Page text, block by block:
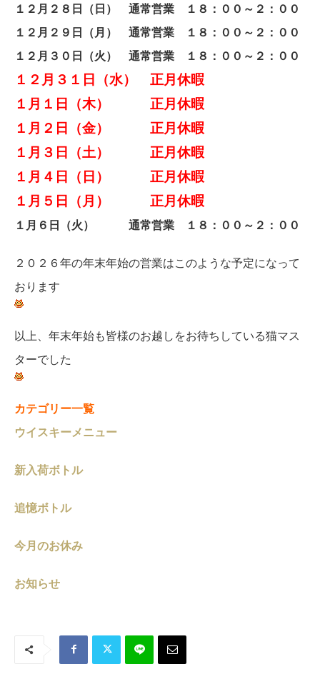
１２月２８日（日） 通常営業 １８：００～２：００
１２月２９日（月 ） 通常営業 １８：００～２：００
１２月３０日（火） 通常営業 １８：００～２：００
１２月３１日（水） 正月休暇
１月１日（木） 正月休暇
１月２日（金） 正月休暇
１月３日（土） 正月休暇
１月４日（日） 正月休暇
１月５日（月）
正月休暇
１月６日（火） 通常営業 １８：００～２：００
２０２６年の年末年始の営業はこのような予定になって
おります
以上、年末年始も皆様のお越しをお待ちしている猫マス
ターでした
カテゴリー一覧
ウイスキーメニュー
新入荷ボトル
追憶ボトル
今月のお休み
お知らせ